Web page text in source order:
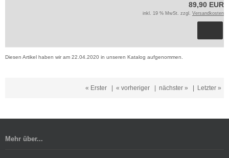
89,90 EUR
inkl. 19 % MwSt. zzgl. Versandkosten
Diesen Artikel haben wir am 22.04.2020 in unseren Katalog aufgenommen.
« Erster « vorheriger nächster » Letzter »
Mehr über...